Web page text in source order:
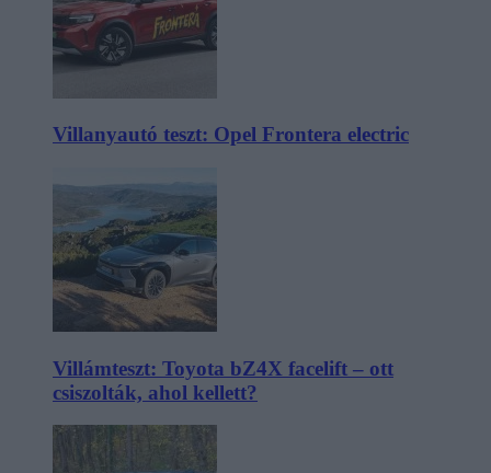
Villanyautó teszt: Opel Frontera electric
Villámteszt: Toyota bZ4X facelift – ott
csiszolták, ahol kellett?